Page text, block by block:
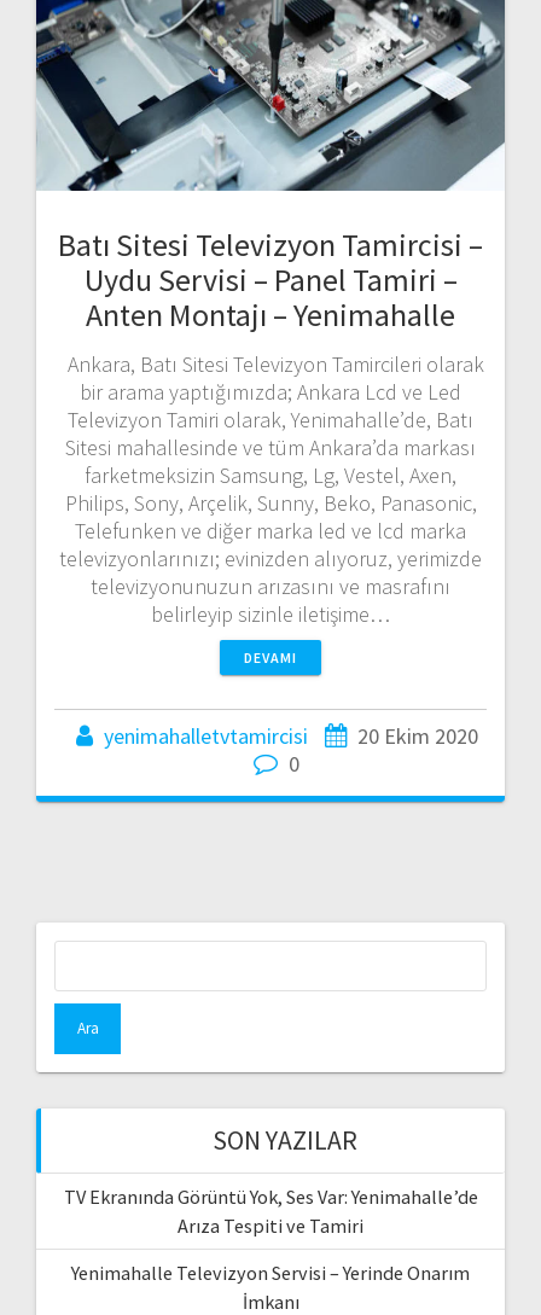
Batı Sitesi Televizyon Tamircisi –
Uydu Servisi – Panel Tamiri –
Anten Montajı – Yenimahalle
Ankara, Batı Sitesi Televizyon Tamircileri olarak
bir arama yaptığımızda; Ankara Lcd ve Led
Televizyon Tamiri olarak, Yenimahalle’de, Batı
Sitesi mahallesinde ve tüm Ankara’da markası
farketmeksizin Samsung, Lg, Vestel, Axen,
Philips, Sony, Arçelik, Sunny, Beko, Panasonic,
Telefunken ve diğer marka led ve lcd marka
televizyonlarınızı; evinizden alıyoruz, yerimizde
televizyonunuzun arızasını ve masrafını
belirleyip sizinle iletişime…
DEVAMI
yenimahalletvtamircisi
20 Ekim 2020
0
SON YAZILAR
TV Ekranında Görüntü Yok, Ses Var: Yenimahalle’de
Arıza Tespiti ve Tamiri
Yenimahalle Televizyon Servisi – Yerinde Onarım
İmkanı